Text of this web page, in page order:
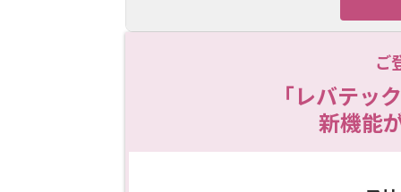
ご
「レバテッ
新機能